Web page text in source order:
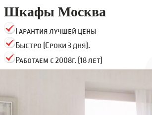
Шкафы Москва
Гарантия лучшей цены
Быстро (Сроки 3 дня).
Работаем с 2008г. (18 лет)